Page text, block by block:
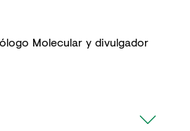
Molecular y divulgador